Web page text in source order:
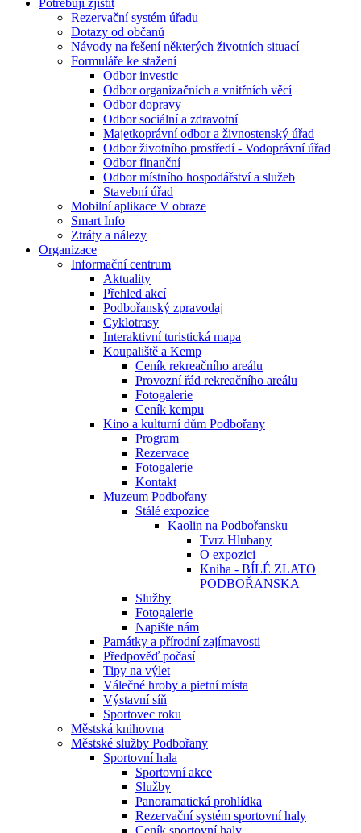
Potřebuji zjistit
Rezervační systém úřadu
Dotazy od občanů
Návody na řešení některých životních situací
Formuláře ke stažení
Odbor investic
Odbor organizačních a vnitřních věcí
Odbor dopravy
Odbor sociální a zdravotní
Majetkoprávní odbor a živnostenský úřad
Odbor životního prostředí - Vodoprávní úřad
Odbor finanční
Odbor místního hospodářství a služeb
Stavební úřad
Mobilní aplikace V obraze
Smart Info
Ztráty a nálezy
Organizace
Informační centrum
Aktuality
Přehled akcí
Podbořanský zpravodaj
Cyklotrasy
Interaktivní turistická mapa
Koupaliště a Kemp
Ceník rekreačního areálu
Provozní řád rekreačního areálu
Fotogalerie
Ceník kempu
Kino a kulturní dům Podbořany
Program
Rezervace
Fotogalerie
Kontakt
Muzeum Podbořany
Stálé expozice
Kaolin na Podbořansku
Tvrz Hlubany
O expozici
Kniha - BÍLÉ ZLATO
PODBOŘANSKA
Služby
Fotogalerie
Napište nám
Památky a přírodní zajímavosti
Předpověď počasí
Tipy na výlet
Válečné hroby a pietní místa
Výstavní síň
Sportovec roku
Městská knihovna
Městské služby Podbořany
Sportovní hala
Sportovní akce
Služby
Panoramatická prohlídka
Rezervační systém sportovní haly
Ceník sportovní haly